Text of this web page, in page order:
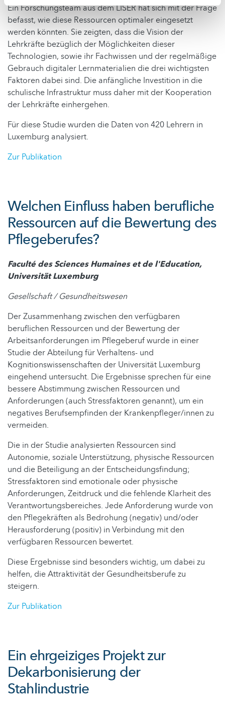
Ein Forschungsteam aus dem LISER hat sich mit der Frage
befasst, wie diese Ressourcen optimaler eingesetzt
werden könnten. Sie zeigten, dass die Vision der
Lehrkräfte bezüglich der Möglichkeiten dieser
Technologien, sowie ihr Fachwissen und der regelmäßige
Gebrauch digitaler Lernmaterialien die drei wichtigsten
Faktoren dabei sind. Die anfängliche Investition in die
schulische Infrastruktur muss daher mit der Kooperation
der Lehrkräfte einhergehen.
Für diese Studie wurden die Daten von 420 Lehrern in
Luxemburg analysiert.
Zur Publikation
Welchen Einfluss haben berufliche
Ressourcen auf die Bewertung des
Pflegeberufes?
Faculté des Sciences Humaines et de l'Education,
Universität Luxemburg
Gesellschaft / Gesundheitswesen
Der Zusammenhang zwischen den verfügbaren
beruflichen Ressourcen und der Bewertung der
Arbeitsanforderungen im Pflegeberuf wurde in einer
Studie der Abteilung für Verhaltens- und
Kognitionswissenschaften der Universität Luxemburg
eingehend untersucht. Die Ergebnisse sprechen für eine
bessere Abstimmung zwischen Ressourcen und
Anforderungen (auch Stressfaktoren genannt), um ein
negatives Berufsempfinden der Krankenpfleger/innen zu
vermeiden.
Die in der Studie analysierten Ressourcen sind
Autonomie, soziale Unterstützung, physische Ressourcen
und die Beteiligung an der Entscheidungsfindung;
Stressfaktoren sind emotionale oder physische
Anforderungen, Zeitdruck und die fehlende Klarheit des
Verantwortungsbereiches. Jede Anforderung wurde von
den Pflegekräften als Bedrohung (negativ) und/oder
Herausforderung (positiv) in Verbindung mit den
verfügbaren Ressourcen bewertet.
Diese Ergebnisse sind besonders wichtig, um dabei zu
helfen, die Attraktivität der Gesundheitsberufe zu
steigern.
Zur Publikation
Ein ehrgeiziges Projekt zur
Dekarbonisierung der
Stahlindustrie